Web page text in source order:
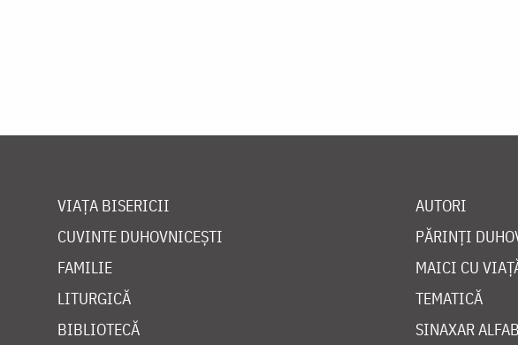
VIAȚA BISERICII
CUVINTE DUHOVNICEȘTI
FAMILIE
LITURGICĂ
BIBLIOTECĂ
AUTORI
PĂRINȚI
MAICI CU
TEMATICĂ
SINAXAR